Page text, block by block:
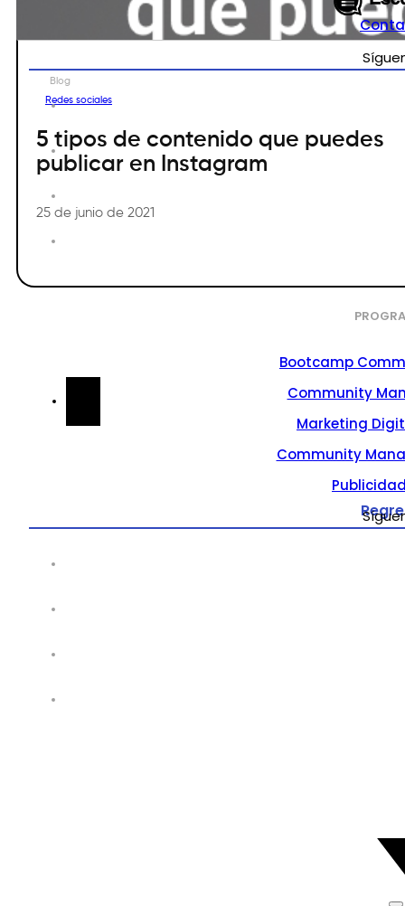
Bootcamp
Community
Marketing
Community
Blog
Redes sociales
5 tipos de contenido que puedes
publicar en Instagram
25 de junio de 2021